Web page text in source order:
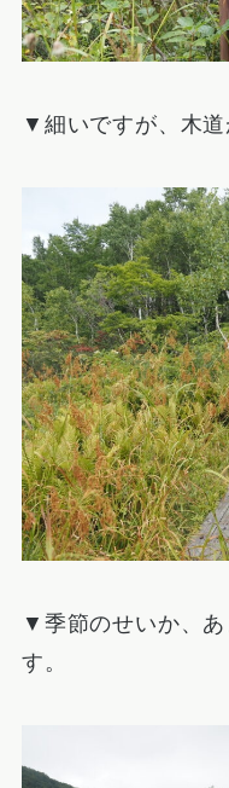
▼細いですが、木道
▼季節のせいか、
す。